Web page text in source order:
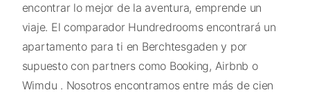
encontrar lo mejor de la aventura, emprende un
viaje. El comparador Hundredrooms encontrará un
apartamento para ti en Berchtesgaden y por
supuesto con partners como Booking, Airbnb o
Wimdu . Nosotros encontramos entre más de cien